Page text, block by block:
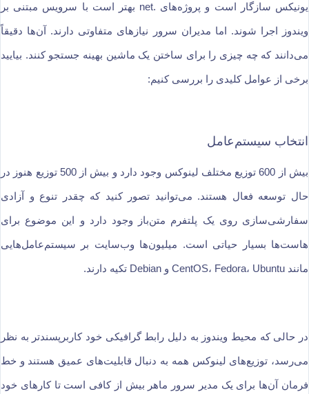
یونیکس سازگار است و پروژه‌های .net بهتر است با سرویس مبتنی بر
ویندوز اجرا شوند. اما مدیران سرور نیازهای متفاوتی دارند. آن‌ها دقیقاً
می‌دانند که چه چیزی را برای ساختن یک ماشین بهینه جستجو کنند. بیایید
برخی از عوامل کلیدی را بررسی کنیم:
انتخاب سیستم‌عامل
بیش از 600 توزیع مختلف لینوکس وجود دارد و بیش از 500 توزیع هنوز در
حال توسعه فعال هستند. می‌توانید تصور کنید که چقدر تنوع و آزادی
سفارشی‌سازی روی یک پلتفرم متن‌باز وجود دارد و این موضوع برای
هاست‌ها بسیار حیاتی است. میلیون‌ها وب‌سایت بر سیستم‌عامل‌هایی
مانند CentOS، Fedora، Ubuntu و Debian تکیه دارند.
در حالی که محیط ویندوز به دلیل رابط گرافیکی خود کاربرپسندتر به نظر
می‌رسد، توزیع‌های لینوکس همه به دنبال قابلیت‌های عمیق هستند و خط
فرمان آن‌ها برای یک مدیر سرور ماهر بیش از کافی است تا کارهای خود